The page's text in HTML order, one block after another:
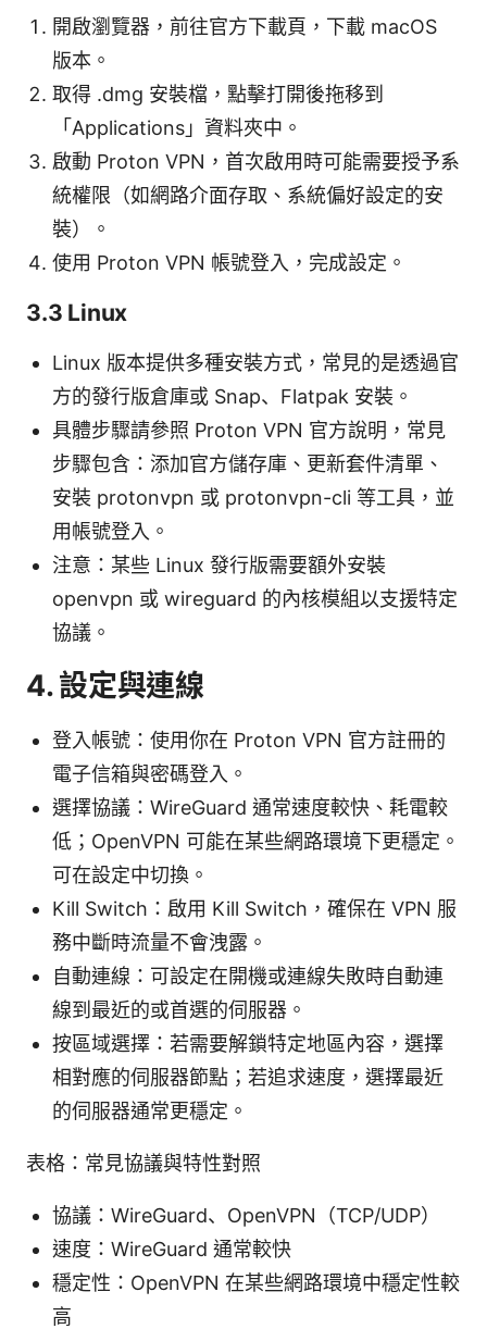
開啟瀏覽器，前往官方下載頁，下載 macOS
版本。
取得 .dmg 安裝檔，點擊打開後拖移到
「Applications」資料夾中。
啟動 Proton VPN，首次啟用時可能需要授予系
統權限（如網路介面存取、系統偏好設定的安
裝）。
使用 Proton VPN 帳號登入，完成設定。
3.3 Linux
Linux 版本提供多種安裝方式，常見的是透過官
方的發行版倉庫或 Snap、Flatpak 安裝。
具體步驟請參照 Proton VPN 官方說明，常見
步驟包含：添加官方儲存庫、更新套件清單、
安裝 protonvpn 或 protonvpn-cli 等工具，並
用帳號登入。
注意：某些 Linux 發行版需要額外安裝
openvpn 或 wireguard 的內核模組以支援特定
協議。
4. 設定與連線
登入帳號：使用你在 Proton VPN 官方註冊的
電子信箱與密碼登入。
選擇協議：WireGuard 通常速度較快、耗電較
低；OpenVPN 可能在某些網路環境下更穩定。
可在設定中切換。
Kill Switch：啟用 Kill Switch，確保在 VPN 服
務中斷時流量不會洩露。
自動連線：可設定在開機或連線失敗時自動連
線到最近的或首選的伺服器。
按區域選擇：若需要解鎖特定地區內容，選擇
相對應的伺服器節點；若追求速度，選擇最近
的伺服器通常更穩定。
表格：常見協議與特性對照
協議：WireGuard、OpenVPN（TCP/UDP）
速度：WireGuard 通常較快
穩定性：OpenVPN 在某些網路環境中穩定性較
高